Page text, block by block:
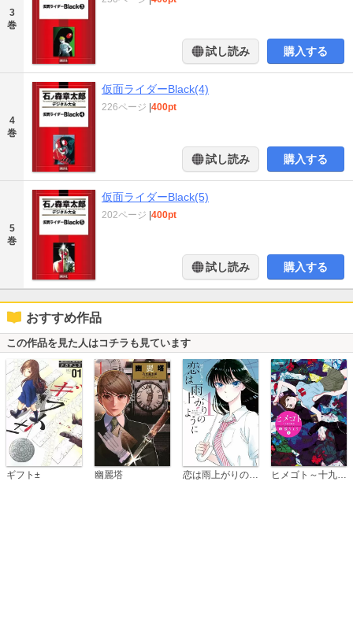
3
巻
試し読み 購入する
4
巻
仮面ライダーBlack(4)
226ページ 400pt
試し読み 購入する
5
巻
仮面ライダーBlack(5)
202ページ 400pt
試し読み 購入する
おすすめ作品
この作品を見た人はコチラも見ています
ギフト± 幽麗塔 恋は雨上がりのように ヒメゴト～十九歳の制服～